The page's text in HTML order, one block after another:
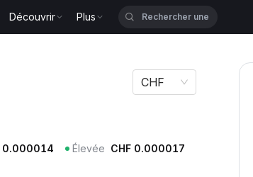
Découvrir Plus
CHF
0.000014 Élevée CHF 0.000017